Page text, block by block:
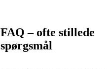
FAQ – ofte stillede
spørgsmål